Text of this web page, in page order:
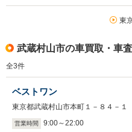
東
武蔵村山市の車買取・車
全3件
ベストワン
東京都武蔵村山市本町１－８４－１
営業時間 9:00～22:00